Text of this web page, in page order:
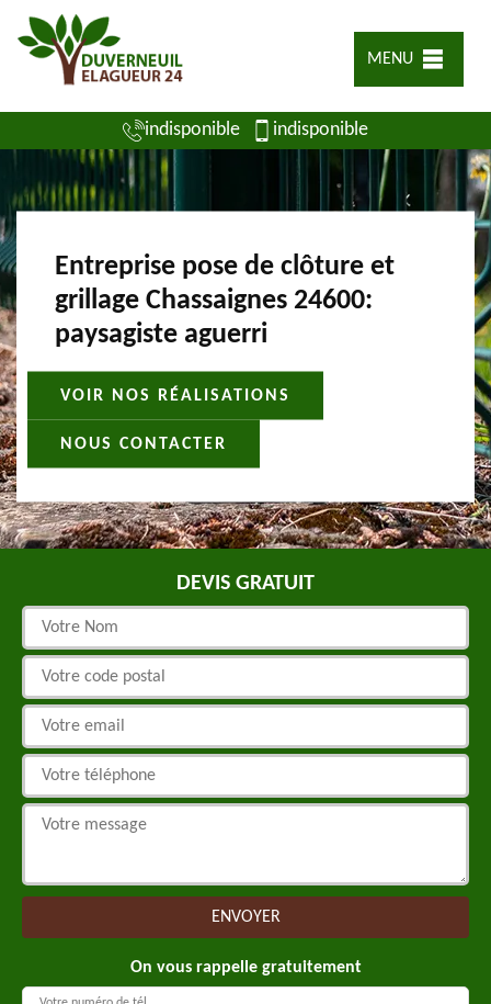
MENU
indisponible indisponible
Entreprise pose de clôture et
grillage Chassaignes 24600:
paysagiste aguerri
VOIR NOS RÉALISATIONS
NOUS CONTACTER
DEVIS GRATUIT
On vous rappelle gratuitement